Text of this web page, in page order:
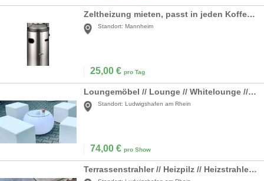
Zeltheizung mieten, passt in jeden Kofferraum
Standort: Mannheim
25,00 € pro Tag
Loungemöbel // Lounge // Whitelounge // Möbel // Rattanlounge // Rattanmöbel // Cubes // Wedding Lounge // Party Lounge // Möbel
Standort: Ludwigshafen am Rhein
74,00 € pro Show
Terrassenstrahler // Heizpilz // Heizstrahler // Eventstrahler // Eventheizer // Gasstrahler